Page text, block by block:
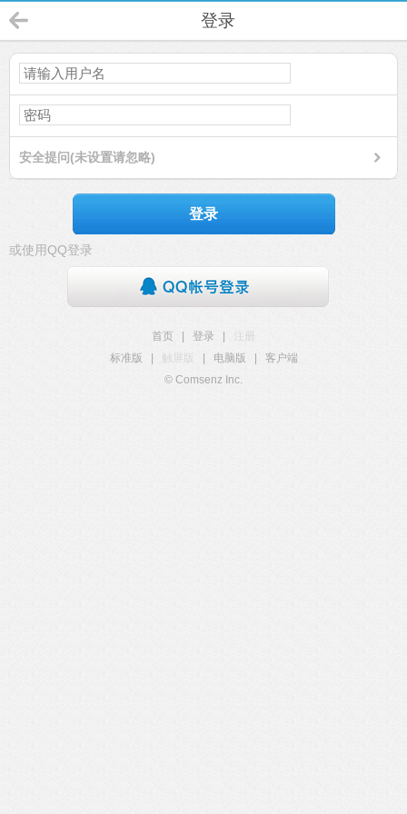
登录
安全提问(未设置请忽略)
登录
或使用QQ登录
首页 登录
注册
标准版
触屏版 电脑版
客户端
© Comsenz Inc.